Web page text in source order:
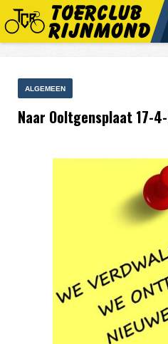
ALGEMEEN
Naar Ooltgensplaat 17-